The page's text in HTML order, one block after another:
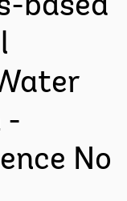
based
-
No